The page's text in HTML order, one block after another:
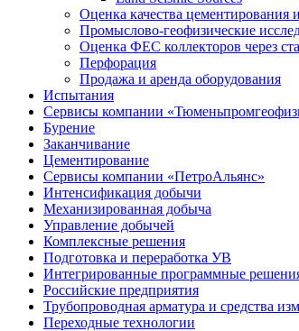
Оценка качества цементирования
Промыслово-геофизические
Оценка ФЕС коллекторов через
Перфорация
Продажа и аренда оборудования
Испытания
Сервисы компании
Бурение
Заканчивание
Цементирование
Сервисы компании «ПетроАльянс»
Интенсификация добычи
Механизированная добыча
Управление добычей
Комплексные решения
Подготовка и переработка УВ
Интегрированные программные
Российские предприятия
Трубопроводная арматура и средства
Переходные технологии